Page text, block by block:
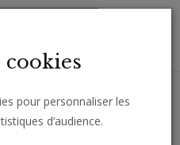
cookies
pour personnaliser les
d’audience.